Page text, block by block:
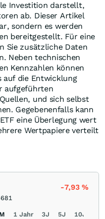
Investition darstellt,
ab. Dieser Artikel
sondern es werden
bereitgestellt. Für eine
Sie zusätzliche Daten
Neben technischen
Kennzahlen können
auf die Entwicklung
aufgeführten
und sich selbst
Gegebenenfalls kann
eine Überlegung wert
Wertpapiere verteilt
-7,93%
1 Jahr 3J 5J 10J